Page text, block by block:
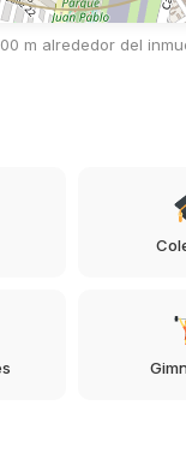
m alrededor del